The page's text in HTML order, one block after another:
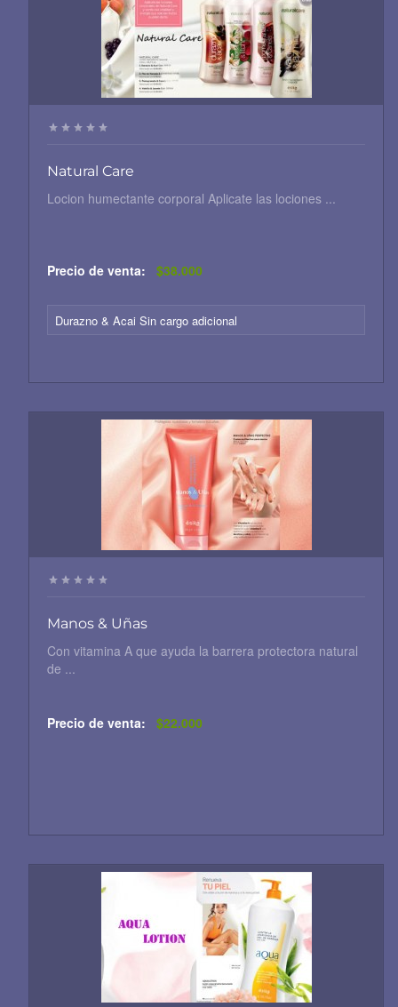
Natural Care
Locion humectante corporal Aplicate las lociones ...
Precio de venta: $38.000
Durazno & Acai Sin cargo adicional
Manos & Uñas
Con vitamina A que ayuda la barrera protectora natural
de ...
Precio de venta: $22.000